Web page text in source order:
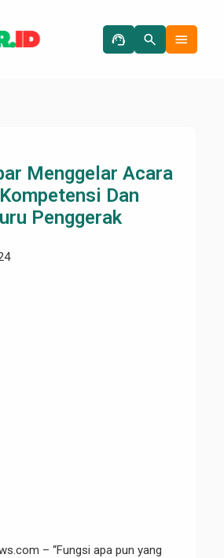
support_agent search menu
Menggelar Acara
Dan
Penggerak
– “Fungsi apa pun yang